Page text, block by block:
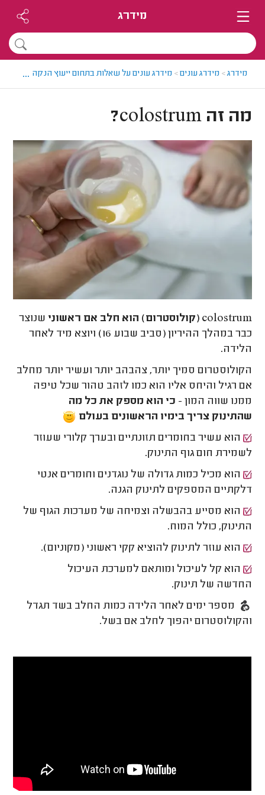
מידרג
מידרג> מידרג עונים> מידרג עונים על שאלות בתחום ייעוץ הנקה >מה זה colostrum?...
מה זה colostrum?
colostrum (קולוסטרום) הוא חלב אם ראשוני
שנוצר
כבר במהלך ההיריון (סביב שבוע 16) ויוצא מיד לאחר
הלידה.
הקולוסטרום סמיך יותר, צהבהב יותר ועשיר יותר מחלב
אם רגיל והיחס אליו הוא כמו לזהב טהור שכל טיפה
ממנו שווה המון - כי הוא מספק את כל מה
שהתינוק צריך בימיו הראשונים בעולם
הוא עשיר בחומרים תזונתיים ובערך קלורי שעוזר
לשמירת חום גוף התינוק.
הוא מכיל כמות גדולה של נוגדנים וחומרים אנטי
דלקתיים המספקים לתינוק הגנה.
הוא מסייע בהבשלה וצמיחה של מערכות הגוף של
התינוק, כולל המוח.
הוא עוזר לתינוק להוציא קקי ראשוני (מקוניום).
הוא קל לעיכול ומותאם למערכת העיכול
החדשה של תינוק.
מספר ימים לאחר הלידה כמות החלב בשד תגדל
והקולוסטרום יהפוך לחלב אם בשל.